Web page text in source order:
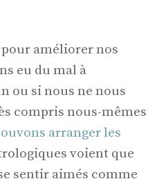
pour améliorer nos
eu du mal à
ou si nous ne nous
compris nous-mêmes
arranger les
voient que
sentir aimés comme